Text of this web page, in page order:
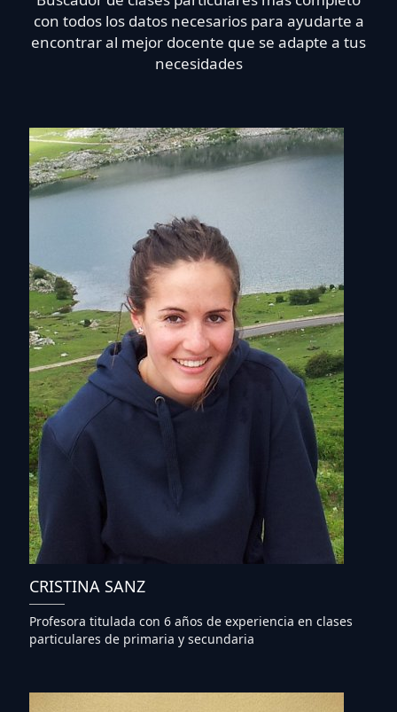
con todos los datos necesarios para ayudarte a
encontrar al mejor docente que se adapte a tus
necesidades
CRISTINA SANZ
Profesora titulada con 6 años de experiencia en clases
particulares de primaria y secundaria